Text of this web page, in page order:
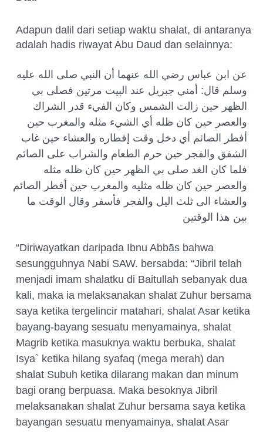
Adapun dalil dari setiap waktu shalat, di antaranya
adalah hadis riwayat Abu Daud dan selainnya:
عن ابن عباس رضي الله عنهما أن النبي صلى الله عليه
وسلم قال: أمني جبريل عند البيت مرتين فصلى بي
الظهر حين زالت الشمس وكان الفيء قدر الشراك
والعصر حين كان ظله أي الشيء مثله والمغرب حين
أفطر الصائم أي دخل وقت إفطاره والعشاء حين غاب
الشفق والفجر حين حرم الطعام والشراب على الصائم
فلما كان الغد صلى بي الظهر حين كان ظله مثله
والعصر حين كان ظله مثليه والمغرب حين أفطر الصائم
والعشاء الى ثلث اليل والفجر فأسفر وقال الوقت ما
بين هذا الوقتين
“Diriwayatkan daripada Ibnu Abbās bahwa
sesungguhnya Nabi SAW. bersabda: “Jibril telah
menjadi imam shalatku di Baitullah sebanyak dua
kali, maka ia melaksanakan shalat Zuhur bersama
saya ketika tergelincir matahari, shalat Asar ketika
bayang-bayang sesuatu menyamainya, shalat
Magrib ketika masuknya waktu berbuka, shalat
Isya` ketika hilang syafaq (mega merah) dan
shalat Subuh ketika dilarang makan dan minum
bagi orang berpuasa. Maka besoknya Jibril
melaksanakan shalat Zuhur bersama saya ketika
bayangan sesuatu menyamainya, shalat Asar